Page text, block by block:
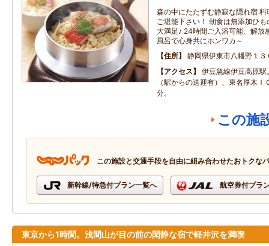
森の中にたたずむ静寂な隠れ宿
ご堪能下さい！ 朝食は無添加ひ
大満足♪ 24時間ご入浴可能、解放
風呂で心身共にホンワカ～
住所
静岡県伊東市八幡野１３
アクセス
伊豆急線伊豆高原
（駅からの送迎有）、東名厚木Ｉ
分。
この施
この施設と交通手段を自由に組み合わせたおトクな
新幹線/特急付プラン一覧へ 航空券付プラ
東京から1時間。浅間山が目の前の閑静な宿で軽井沢を満喫